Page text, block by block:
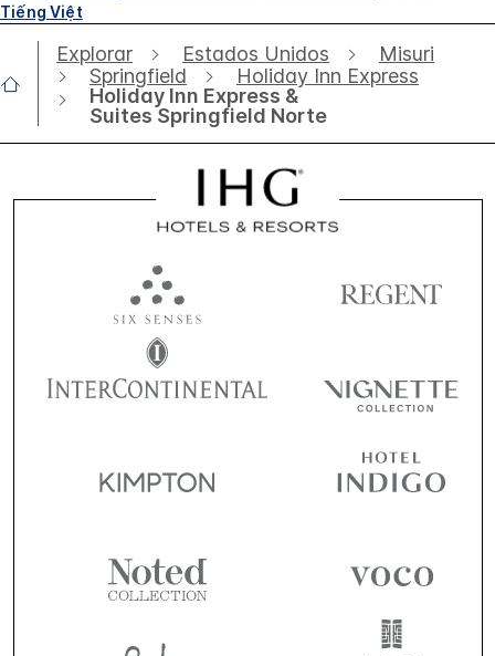
Tiếng Việt
Explorar Estados Unidos
Misuri
Springfield
Holiday Inn Express
Holiday Inn Express &
Suites Springfield Norte